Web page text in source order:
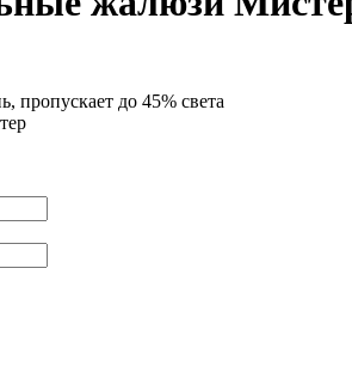
пропускает до 45% света